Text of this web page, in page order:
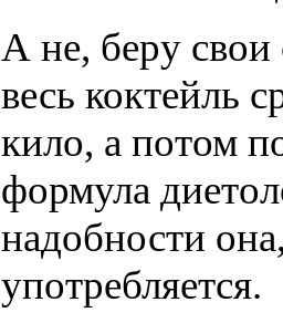
А не, беру
весь коктейль
кило, а потом
формула
надобности
употребляется.